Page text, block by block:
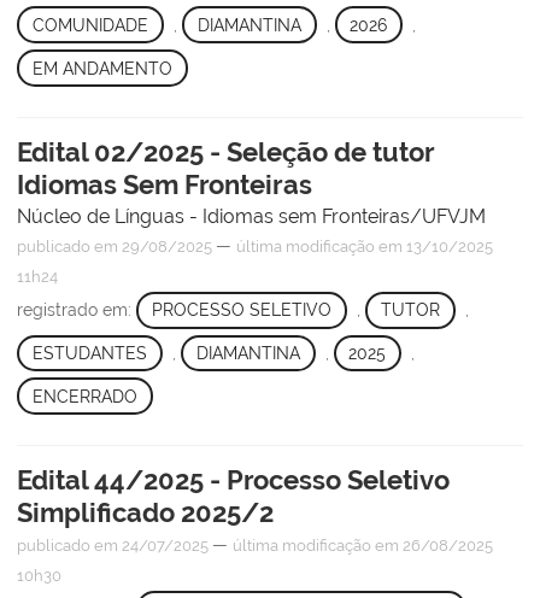
COMUNIDADE DIAMANTINA 2026
EM ANDAMENTO
Edital 02/2025 - Seleção de tutor
Idiomas Sem Fronteiras
Núcleo de Línguas - Idiomas sem Fronteiras/UFVJM
publicado em 29/08/2025 — última modificação em 13/10/2025
11h24
registrado em: PROCESSO SELETIVO , TUTOR ,
ESTUDANTES DIAMANTINA 2025
ENCERRADO
Edital 44/2025 - Processo Seletivo
Simplificado 2025/2
publicado em 24/07/2025 — última modificação em 26/08/2025
10h30